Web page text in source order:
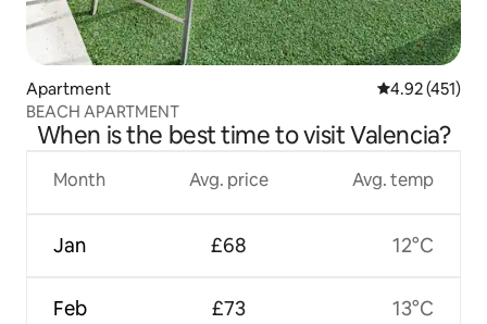
Apartment 4.92 out of 5
4.92 (451)
BEACH APARTMENT
When is the best time to visit Valencia?
Month
Jan
Feb
Avg. price
£68
£73
Avg. temp
12°C
13°C